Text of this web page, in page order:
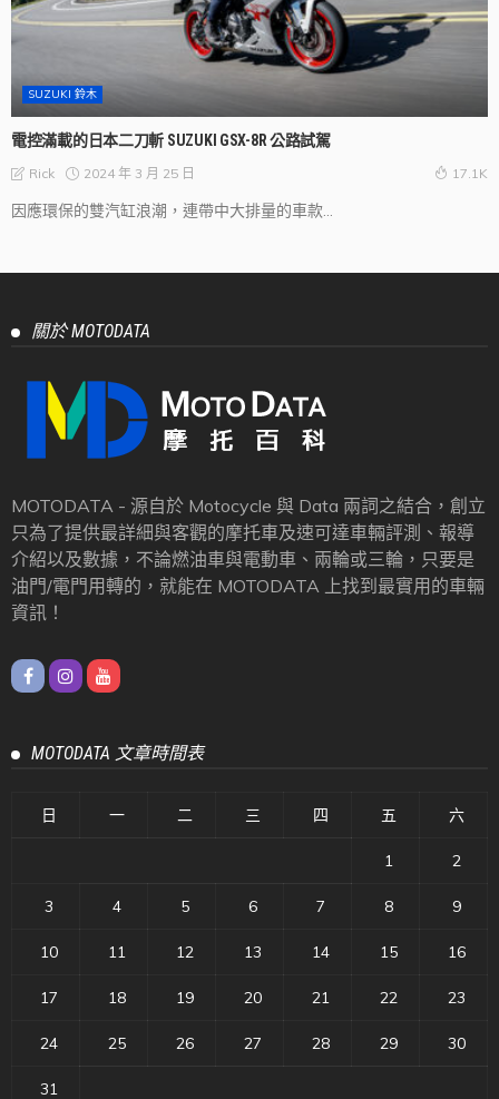
SUZUKI 鈴木
電控滿載的日本二刀斬 SUZUKI GSX-8R 公路試駕
Rick 2024 年 3 月 25 日 17.1K
因應環保的雙汽缸浪潮，連帶中大排量的車款...
關於 MOTODATA
MOTODATA - 源自於 Motocycle 與 Data 兩詞之結合，創立
只為了提供最詳細與客觀的摩托車及速可達車輛評測、報導
介紹以及數據，不論燃油車與電動車、兩輪或三輪，只要是
油門/電門用轉的，就能在 MOTODATA 上找到最實用的車輛
資訊！
MOTODATA 文章時間表
日 一 二 三 四 五 六
1 2
3 4 5 6 7 8 9
10 11 12 13 14 15 16
17 18 19 20 21 22 23
24 25 26 27 28 29 30
31